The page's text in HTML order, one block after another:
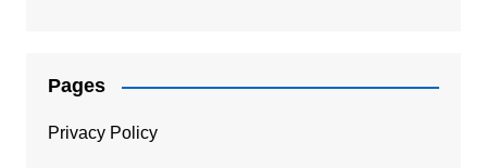
Pages
Privacy Policy